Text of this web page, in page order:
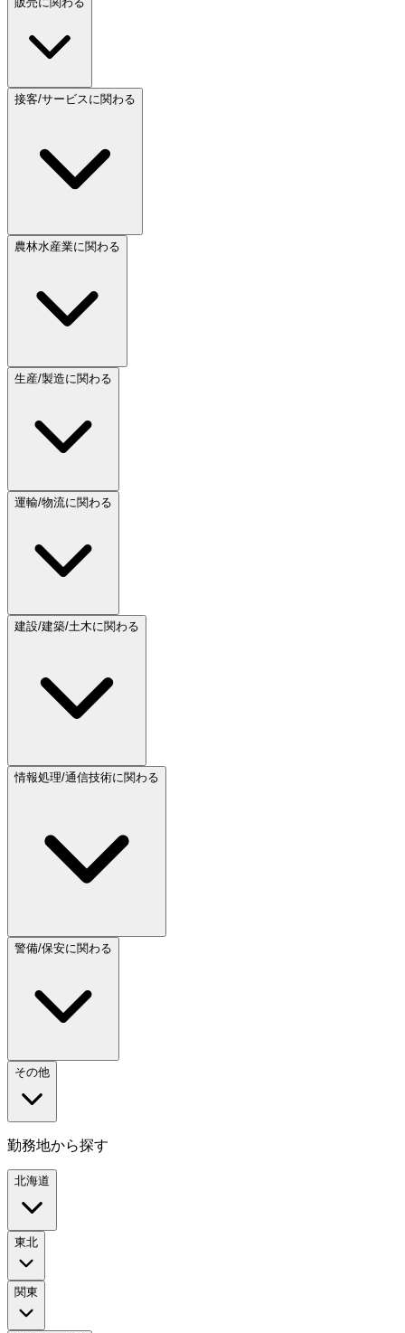
接客/サービスに関わる
農林水産業に関わる
生産/製造に関わる
運輸/物流に関わる
建設/建築/土木に関わる
情報処理/通信技術に関わる
警備/保安に関わる
その他
勤務地から探す
北海道
東北
関東